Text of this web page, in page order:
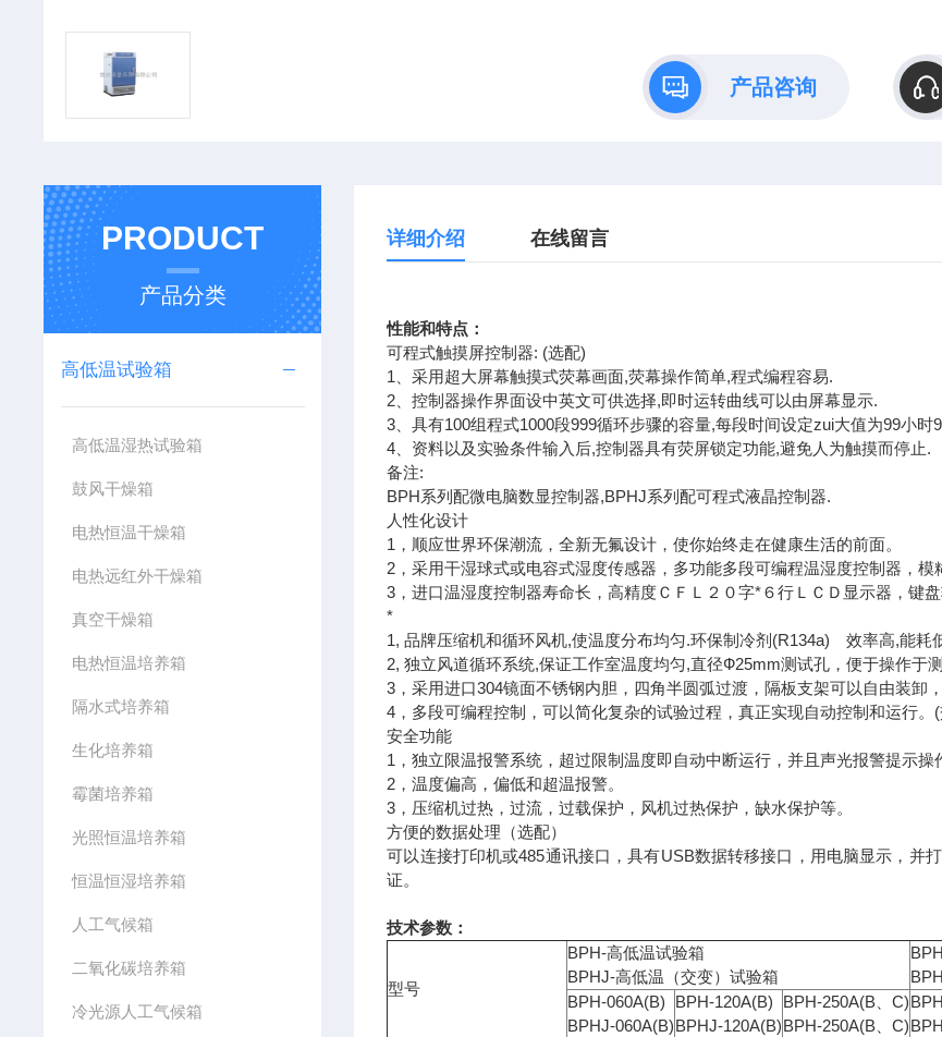
产品咨询
PRODUCT
产品分类
高低温试验箱
高低温湿热试验箱
鼓风干燥箱
电热恒温干燥箱
电热远红外干燥箱
真空干燥箱
电热恒温培养箱
隔水式培养箱
生化培养箱
霉菌培养箱
光照恒温培养箱
恒温恒湿培养箱
人工气候箱
二氧化碳培养箱
冷光源人工气候箱
详细介绍 在线留言
性能和特点：
可程式触摸屏控制器: (选配)
1、采用超大屏幕触摸式荧幕画面,荧幕操作简单,程式编程容易.
2、控制器操作界面设中英文可供选择,即时运转曲线可以由屏幕显示.
3、具有100组程式1000段999循环步骤的容量,每段时间设定zui大值为99小时
4、资料以及实验条件输入后,控制器具有荧屏锁定功能,避免人为触摸而停止.
备注:
BPH系列配微电脑数显控制器,BPHJ系列配可程式液晶控制器.
人性化设计
1，顺应世界环保潮流，全新无氟设计，使你始终走在健康生活的前面。
2，采用干湿球式或电容式湿度传感器，多功能多段可编程温湿度控制器，模
3，进口温湿度控制器寿命长，高精度ＣＦＬ２０字*６行ＬＣＤ显示器，键盘
*
1, 品牌压缩机和循环风机,使温度分布均匀.环保制冷剂(R134a) 效率高,能耗
2, 独立风道循环系统,保证工作室温度均匀,直径Ф25mm测试孔，便于操作于测
3，采用进口304镜面不锈钢内胆，四角半圆弧过渡，隔板支架可以自由装卸
4，多段可编程控制，可以简化复杂的试验过程，真正实现自动控制和运行。
安全功能
1，独立限温报警系统，超过限制温度即自动中断运行，并且声光报警提示操
2，温度偏高，偏低和超温报警。
3，压缩机过热，过流，过载保护，风机过热保护，缺水保护等。
方便的数据处理（选配）
可以连接打印机或485通讯接口，具有USB数据转移接口，用电脑显示，并
证。
技术参数：
型号
BPH-高低温试验箱
BPHJ-高低温（交变）试验箱
BPH-060A(B)
BPHJ-060A(B)
BPH-120A(B)
BPHJ-120A(B)
BPH-250A(B、C)
BPH-250A(B、C)